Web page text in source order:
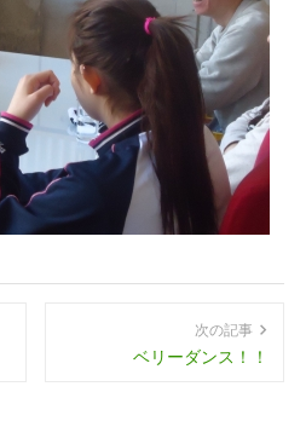
次の記事
ベリーダンス！！